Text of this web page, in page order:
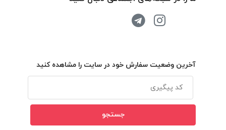
آخرین وضعیت سفارش خود در سایت را مشاهده کنید